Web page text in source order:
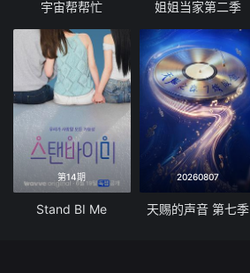
宇宙帮帮忙 姐姐当家第二季
第14期
Stand BI Me
20260807
天赐的声音 第七季